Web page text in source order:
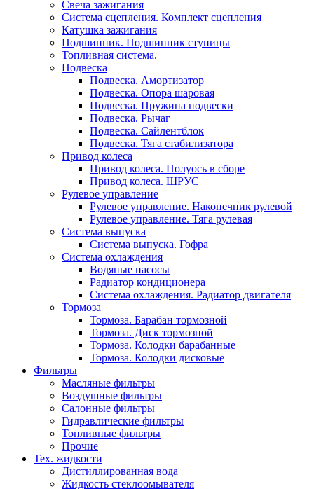
Свеча зажигания
Система сцепления. Комплект сцепления
Катушка зажигания
Подшипник. Подшипник ступицы
Топливная система.
Подвеска
Подвеска. Амортизатор
Подвеска. Опора шаровая
Подвеска. Пружина подвески
Подвеска. Рычаг
Подвеска. Сайлентблок
Подвеска. Тяга стабилизатора
Привод колеса
Привод колеса. Полуось в сборе
Привод колеса. ШРУС
Рулевое управление
Рулевое управление. Наконечник рулевой
Рулевое управление. Тяга рулевая
Система выпуска
Система выпуска. Гофра
Система охлаждения
Водяные насосы
Радиатор кондиционера
Система охлаждения. Радиатор двигателя
Тормоза
Тормоза. Барабан тормозной
Тормоза. Диск тормозной
Тормоза. Колодки барабанные
Тормоза. Колодки дисковые
Фильтры
Масляные фильтры
Воздушные фильтры
Салонные фильтры
Гидравлические фильтры
Топливные фильтры
Прочие
Тех. жидкости
Дистиллированная вода
Жидкость стеклоомывателя